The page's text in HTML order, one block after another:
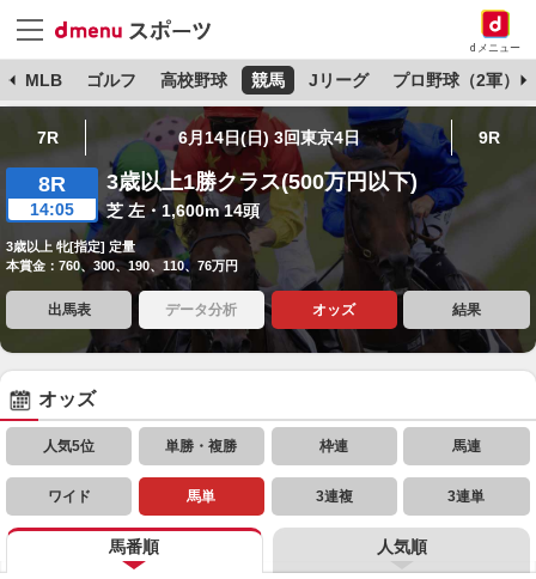
dメニュー
MLB ゴルフ 高校野球 競馬 Jリーグ プロ野球（2軍）
7R 6月14日(日) 3回東京4日 9R
8R
14:05
3歳以上1勝クラス(500万円以下)
芝 左・1,600m 14頭
3歳以上 牝[指定] 定量
本賞金：760、300、190、110、76万円
出馬表 データ分析 オッズ 結果
オッズ
人気5位 単勝・複勝 枠連 馬連
ワイド 馬単 3連複 3連単
馬番順 人気順